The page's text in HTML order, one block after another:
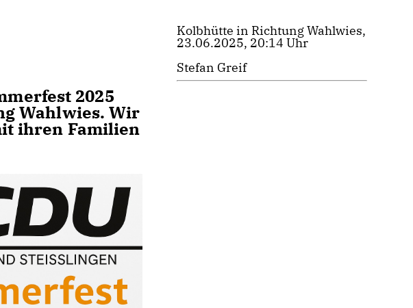
2025
Wahlwies. Wir
ihren Familien
Kolbhütte in Richtung Wahlwies,
23.06.2025, 20:14 Uhr
Stefan Greif